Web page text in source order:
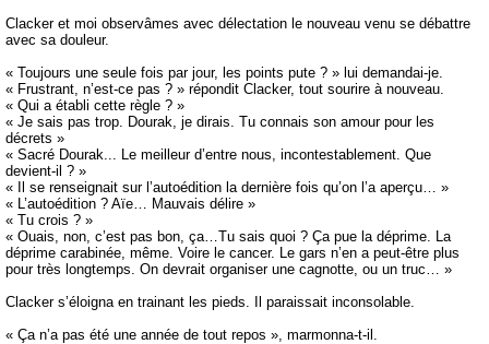
Clacker et moi observâmes avec délectation le nouveau venu se débattre
avec sa douleur.
« Toujours une seule fois par jour, les points pute ? » lui demandai-je.
« Frustrant, n’est-ce pas ? » répondit Clacker, tout sourire à nouveau.
« Qui a établi cette règle ? »
« Je sais pas trop. Dourak, je dirais. Tu connais son amour pour les
décrets »
« Sacré Dourak... Le meilleur d’entre nous, incontestablement. Que
devient-il ? »
« Il se renseignait sur l’autoédition la dernière fois qu’on l’a aperçu… »
« L’autoédition ? Aïe… Mauvais délire »
« Tu crois ? »
« Ouais, non, c’est pas bon, ça…Tu sais quoi ? Ça pue la déprime. La
déprime carabinée, même. Voire le cancer. Le gars n’en a peut-être plus
pour très longtemps. On devrait organiser une cagnotte, ou un truc… »
Clacker s’éloigna en trainant les pieds. Il paraissait inconsolable.
« Ça n’a pas été une année de tout repos », marmonna-t-il.